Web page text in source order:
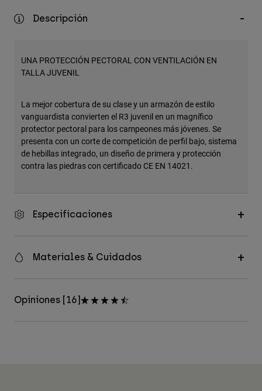
Gorras y Gorros
Descripción
UNA PROTECCIÓN PECTORAL CON VENTILACIÓN EN
TALLA JUVENIL
La mejor cobertura de su clase y un armazón de estilo
vanguardista convierten el R3 juvenil en un magnífico
protector pectoral para los campeones más jóvenes. Se
presenta con un corte de competición de perfil bajo, sistema
de hebillas integrado, un diseño de primera y protección
contra las piedras con certificado CE EN 14021.
Especificaciones
Materiales & Cuidados
Opiniones [16]